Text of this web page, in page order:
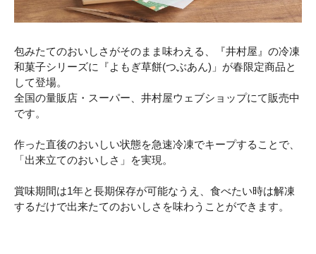
包みたてのおいしさがそのまま味わえる、『井村屋』の冷凍
和菓子シリーズに『よもぎ草餅(つぶあん)」が春限定商品と
して登場。
全国の量販店・スーパー、井村屋ウェブショップにて販売中
です。
作った直後のおいしい状態を急速冷凍でキープすることで、
「出来立てのおいしさ」を実現。
賞味期間は1年と長期保存が可能なうえ、食べたい時は解凍
するだけで出来たてのおいしさを味わうことができます。